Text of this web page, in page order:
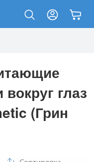
глаз
(Грин